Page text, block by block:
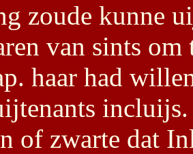
zoude kunne
van sints om
haar had
incluijs.
of zwarte dat